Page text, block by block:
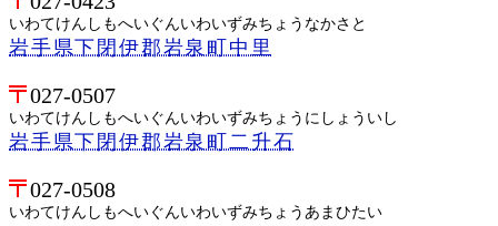
いわてけんしもへいぐんいわいずみちょうなかさと
岩手県下閉伊郡岩泉町中里
027-0507
いわてけんしもへいぐんいわいずみちょうにしょういし
岩手県下閉伊郡岩泉町二升石
027-0508
いわてけんしもへいぐんいわいずみちょうあまひたい